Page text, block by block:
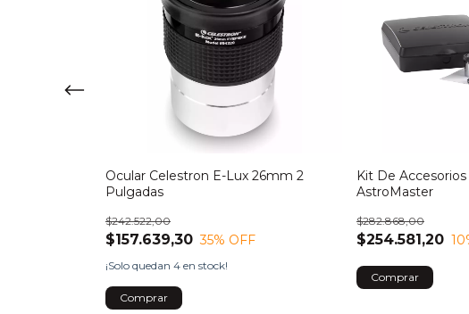
Ocular Celestron E-Lux 26mm 2
Pulgadas
$157.639,30
$242.522,00
35% OFF
¡Solo quedan 4 en stock!
Kit De
AstroMaster
$254.581,20
$282.868,00
10